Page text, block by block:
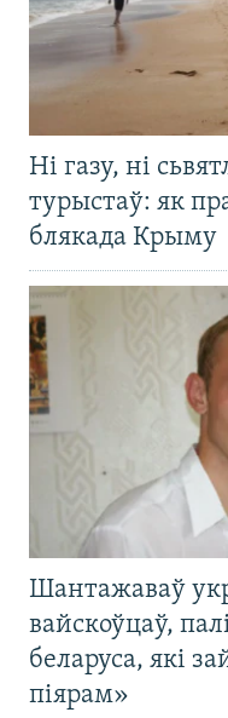
Ні газу, ні
турыстаў: як
блякада Крыму
Шантажаваў
вайскоўцаў,
беларуса, які
піярам»